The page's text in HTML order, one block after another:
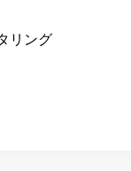
リング